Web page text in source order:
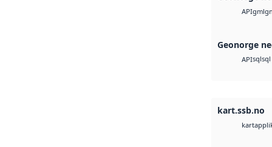
APIgml
Geonorge
APIsqlsql
kart.ssb.no